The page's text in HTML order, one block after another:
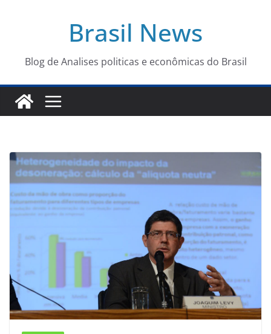
conteúdo
Brasil News
Blog de Analises politicas e econômicas do Brasil